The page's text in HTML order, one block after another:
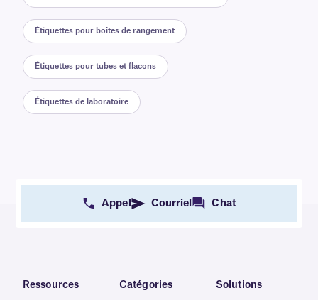
Étiquettes pour boîtes de rangement
Étiquettes pour tubes et flacons
Étiquettes de laboratoire
Appel Courriel Chat
Ressources Catégories Solutions